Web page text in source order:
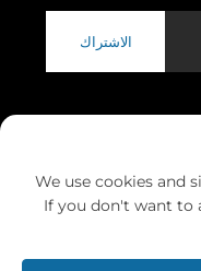
الاشتراك
بلدة دونغتشنغ،
We use cookies and
If you don't want to